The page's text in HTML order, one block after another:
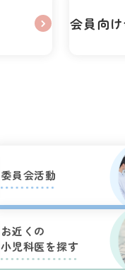
会員向
委員会活動
お近くの
小児科医を探す